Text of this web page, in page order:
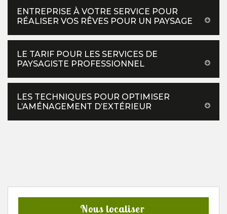
ENTREPRISE À VOTRE SERVICE POUR
RÉALISER VOS RÊVES POUR UN PAYSAGE
LE TARIF POUR LES SERVICES DE
PAYSAGISTE PROFESSIONNEL
LES TECHNIQUES POUR OPTIMISER
L’AMÉNAGEMENT D’EXTÉRIEUR
Nous localiser